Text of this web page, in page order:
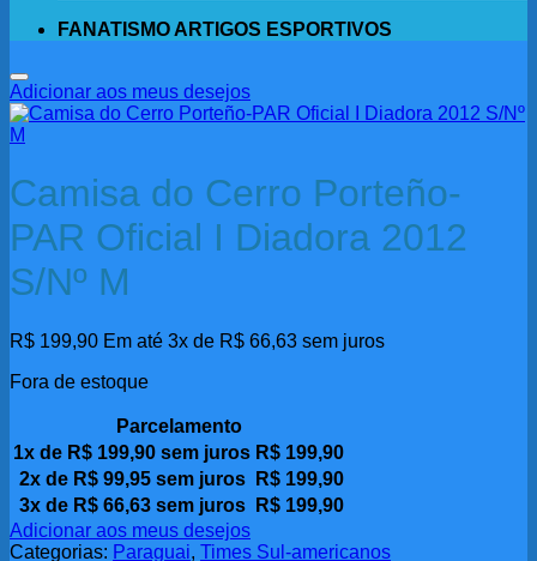
FANATISMO ARTIGOS ESPORTIVOS
Adicionar aos meus desejos
Camisa do Cerro Porteño-
PAR Oficial I Diadora 2012
S/Nº M
R$ 199,90 Em até 3x de R$ 66,63 sem juros
Fora de estoque
Parcelamento
1x de R$ 199,90 sem juros R$ 199,90
2x de R$99,95sem juros R$ 199,90
3x de R$66,63sem juros R$ 199,90
Adicionar aos meus desejos
Categorias: Paraguai, Times Sul-americanos